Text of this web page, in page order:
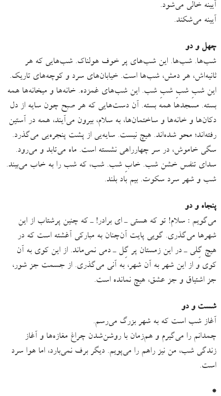
آیینه خالی می‌شود.
آیینه می‌شکند.
چهل‌ و دو
شب‌ها. شب‌ها. این شب‌های پر خوف هولناک. شب‌هایی که هر
ثانیه‌اش، هر دمش، شب‌ها است. خیابان‌های سرد و کوچه‌های تاریک.
این شبِ شبِ شبِ شب. این شب‌های غمزده. خانه‌ها و میخانه‌ها همه
بسته. مسجدها همه بسته. آن دست‌هایی که هر صبح چون سایه از دل
دکان‌ها و خانه‌ها و ساختمان‌ها، به سلام، بیرون می‌آیند، همه در آستین
رفته‌اند؛ محو شده‌اند. هیچ نیست. سایه‌یی از پشت پنجره‌یی می‌گذرد.
سگی خاموش، در سر چهارراهی نشسته است. ماه می‌تابد و می‌رود.
سدای تنفس خشن شب. خابِ شب. شب، که شب را به خاب می‌بیند.
شب و شهر سرد سکوت. بیم باد بلند.
پنجاه ‌و دو
می‌گویم : سلام! تو که هستی ـ ای برادر! ـ که چنین پرشتاب از این
شهرها می‌گذری. گویی پایت آن‌چنان به مبارکی آغشته است که در
هیچ گِلی ـ در این زمستان پر گِل ـ دمی نمی‌ماند. از این کوی به آن
کوی و از این شهر به آن شهر، به آنی می‌گذری. از جسمت جز شور،
جز اشتیاق و جز عشق، هیچ نمانده است.
شست ‌و دو
آغاز شب است که به شهر بزرگ می‌رسم.
چمدانم را می‌گیرم و هم‌زمان با روشن‌شدن چراغ مغازه‌ها و آغاز
زندگی شب، من نیز راهم را می‌پویم. دیگر برف نمی‌بارد، اما هوا سرد
است.
*